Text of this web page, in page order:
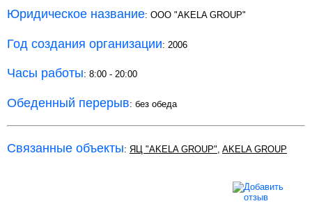
Юридическое название: OOO "AKELA GROUP"
Год создания организации: 2006
Часы работы: 8:00 - 20:00
Обеденный перерыв: без обеда
Связанные объекты: ЯЦ "AKELA GROUP", AKELA GROUP